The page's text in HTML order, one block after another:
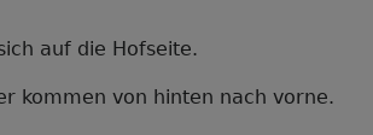
auf die Hofseite.
kommen von hinten nach vorne.